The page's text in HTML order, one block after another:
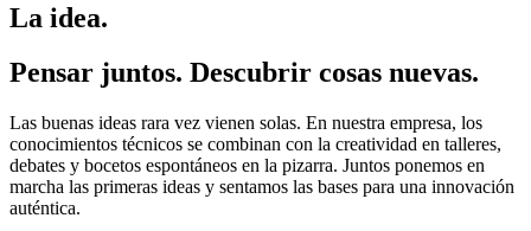
La idea.
Pensar juntos. Descubrir cosas nuevas.
Las buenas ideas rara vez vienen solas. En nuestra empresa, los
conocimientos técnicos se combinan con la creatividad en talleres,
debates y bocetos espontáneos en la pizarra. Juntos ponemos en
marcha las primeras ideas y sentamos las bases para una innovación
auténtica.